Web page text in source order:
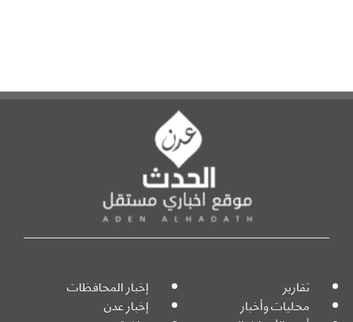
تقارير إخبار المحافظات
محليات وأخبار إخبار عدن